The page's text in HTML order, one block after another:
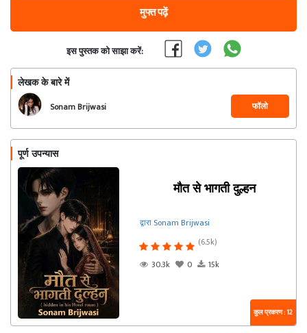
मुफ्त पढ़ें
इस पुस्तक को साझा करें:
लेखक के बारे में
Sonam Brijwasi फॉलो
पूर्ण उपन्यास
मौत से भागती दुल्हन
द्वारा Sonam Brijwasi
(6.5k)
30.3k
0 15k
कुल प्रकरण : 12